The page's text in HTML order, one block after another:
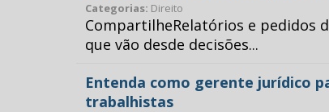
Categorias: Direito
CompartilheRelatórios e pedidos
que vão desde decisões...
Entenda como gerente jurídico
trabalhistas